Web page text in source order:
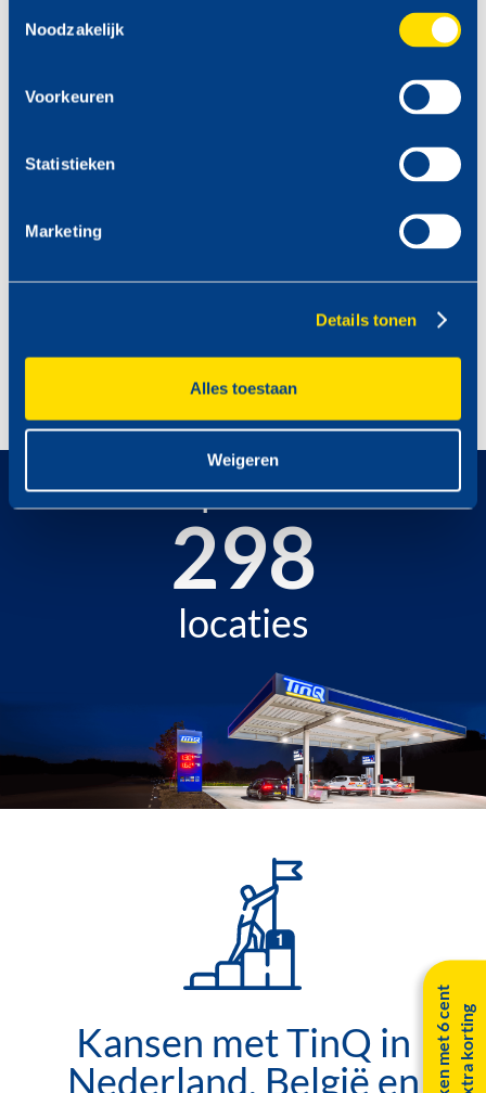
Noodzakelijk
Voorkeuren
Statistieken
Marketing
Details tonen
Alles toestaan
Weigeren
T
a
n
k
e
n
m
e
t
6
c
e
n
t
e
x
t
r
a
k
o
r
t
i
ng
op naar
348
locaties
Kansen met TinQ in
Nederland, België en